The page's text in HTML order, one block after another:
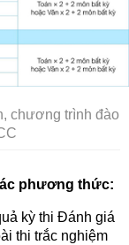
chương trình đào
phương thức:
kỳ thi Đánh giá
thi trắc nghiệm